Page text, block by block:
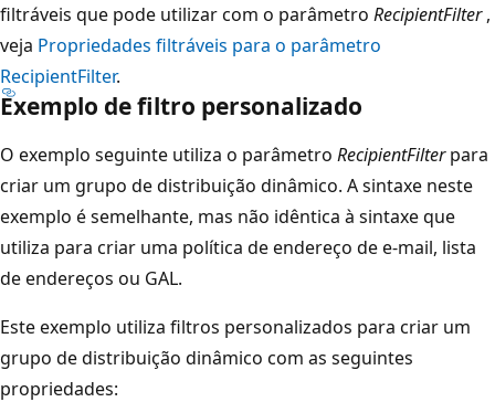
filtráveis que pode utilizar com o parâmetro RecipientFilter,
veja Propriedades filtráveis para o parâmetro
RecipientFilter.
Exemplo de filtro personalizado
O exemplo seguinte utiliza o parâmetro RecipientFilterpara
criar um grupo de distribuição dinâmico. A sintaxe neste
exemplo é semelhante, mas não idêntica à sintaxe que
utiliza para criar uma política de endereço de e-mail, lista
de endereços ou GAL.
Este exemplo utiliza filtros personalizados para criar um
grupo de distribuição dinâmico com as seguintes
propriedades: